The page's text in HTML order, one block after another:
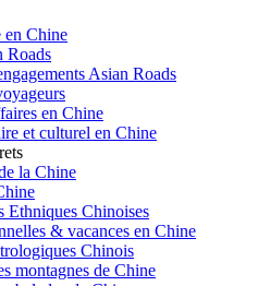
en Chine
Roads
Asian Roads
en Chine
et culturel en Chine
la Chine
Ethniques Chinoises
& vacances en Chine
Chinois
montagnes de Chine